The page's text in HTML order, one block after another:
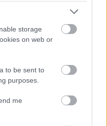
storage
on web or
to be sent to
purposes.
me
Η αντίσταση των
αεραγωγών προβλέπει
ανδρών και γυναικών